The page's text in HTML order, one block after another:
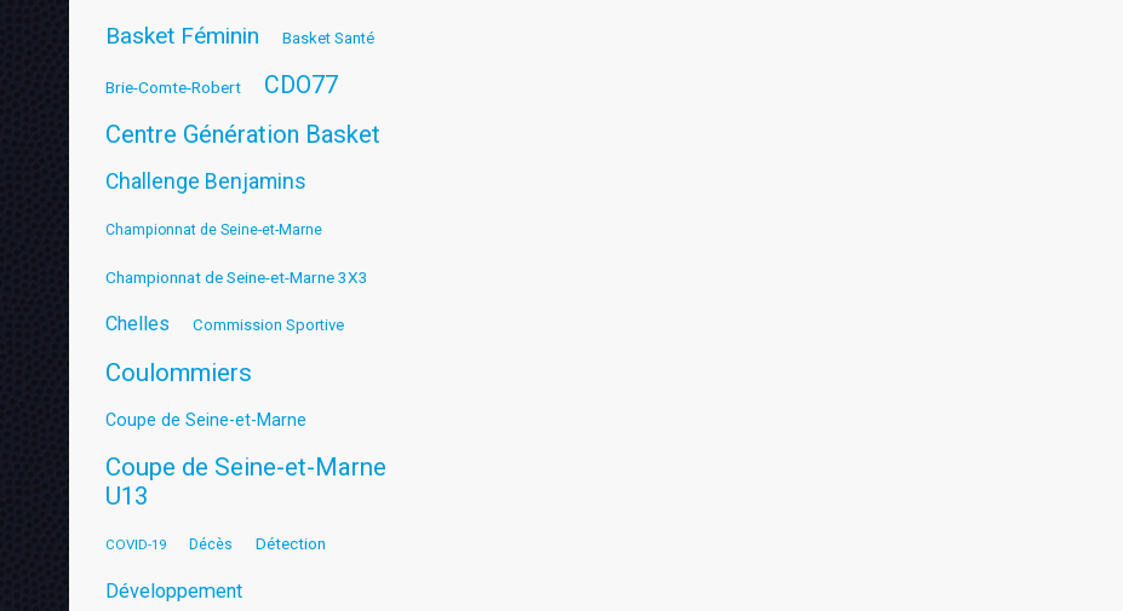
Basket Féminin Basket Santé
Brie-Comte-Robert CDO77
Centre Génération Basket
Challenge Benjamins
Championnat de Seine-et-Marne
Championnat de Seine-et-Marne 3X3
Chelles Commission Sportive
Coulommiers
Coupe de Seine-et-Marne
Coupe de Seine-et-Marne
U13
COVID-19 Décès Détection
Développement